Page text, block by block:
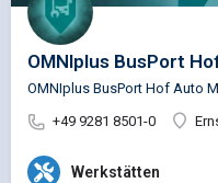
OMNIplus BusPort
+49 9281 8501-0
Werkstätten